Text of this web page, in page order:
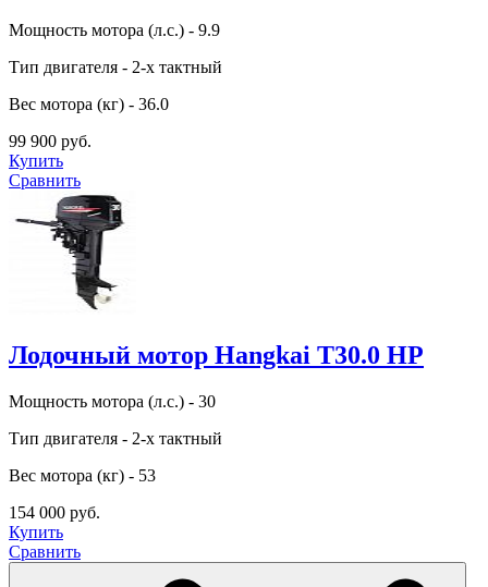
Мощность мотора (л.с.) - 9.9
Тип двигателя - 2-х тактный
Вес мотора (кг) - 36.0
99 900 руб.
Купить
Сравнить
Лодочный мотор Hangkai T30.0 HP
Мощность мотора (л.с.) - 30
Тип двигателя - 2-х тактный
Вес мотора (кг) - 53
154 000 руб.
Купить
Сравнить